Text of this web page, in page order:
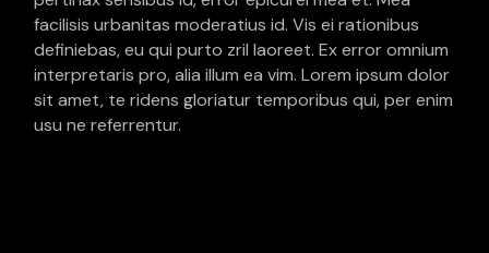
facilisis urbanitas moderatius id. Vis ei rationibus
definiebas, eu qui purto zril laoreet. Ex error omnium
interpretaris pro, alia illum ea vim. Lorem ipsum dolor
sit amet, te ridens gloriatur temporibus qui, per enim
usu ne referrentur.